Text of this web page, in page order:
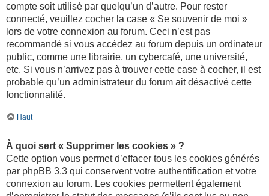
compte soit utilisé par quelqu’un d’autre. Pour rester
connecté, veuillez cocher la case « Se souvenir de moi »
lors de votre connexion au forum. Ceci n’est pas
recommandé si vous accédez au forum depuis un ordinateur
public, comme une librairie, un cybercafé, une université,
etc. Si vous n’arrivez pas à trouver cette case à cocher, il est
probable qu’un administrateur du forum ait désactivé cette
fonctionnalité.
Haut
À quoi sert « Supprimer les cookies » ?
Cette option vous permet d’effacer tous les cookies générés
par phpBB 3.3 qui conservent votre authentification et votre
connexion au forum. Les cookies permettent également